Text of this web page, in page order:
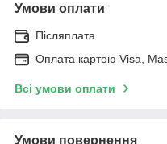
Умови оплати
Післяплата
Оплата картою Visa,
Всі умови оплати
Умови повернення